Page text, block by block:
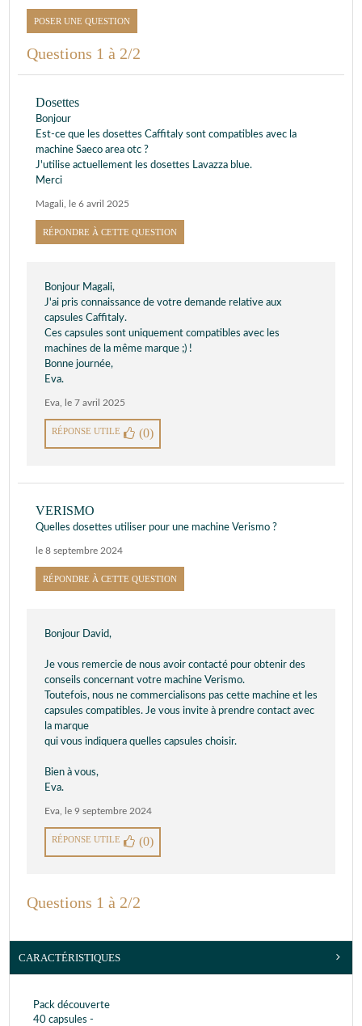
POSER UNE QUESTION
Questions 1 à 2/2
Dosettes
Bonjour
Est-ce que les dosettes Caffitaly sont compatibles avec la
machine Saeco area otc ?
J'utilise actuellement les dosettes Lavazza blue.
Merci
Magali le 6 avril 2025
RÉPONDRE À CETTE QUESTION
Bonjour Magali,
J'ai pris connaissance de votre demande relative aux
capsules Caffitaly.
Ces capsules sont uniquement compatibles avec les
machines de la même marque ;) !
Bonne journée,
Eva.
Eva le 7 avril 2025
RÉPONSE UTILE (0)
VERISMO
Quelles dosettes utiliser pour une machine Verismo ?
le 8 septembre 2024
RÉPONDRE À CETTE QUESTION
Bonjour David,
Je vous remercie de nous avoir contacté pour obtenir des
conseils concernant votre machine Verismo.
Toutefois, nous ne commercialisons pas cette machine et les
capsules compatibles. Je vous invite à prendre contact avec
la marque
qui vous indiquera quelles capsules choisir.
Bien à vous,
Eva.
Eva le 9 septembre 2024
RÉPONSE UTILE (0)
Questions 1 à 2/2
CARACTÉRISTIQUES
Pack découverte
40 capsules -